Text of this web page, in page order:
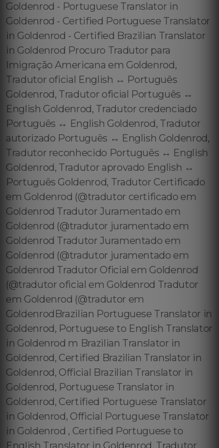
Goldenrod - Portuguese Translator in
Goldenrod - Certified Portuguese Translator
in Goldenrod - Certified Brazilian Translator
in Goldenrod Procuro Tradutor para
Imigração Americana em Goldenrod,
Tradutor oficial English ↔️ Português
Goldenrod, Tradutor oficial Português ↔️
English Goldenrod, Tradutor credenciado
Português ↔️ English Goldenrod, Tradutor
autorizado Português ↔️ English Goldenrod,
Tradutor reconhecido Português ↔️ English
Goldenrod, Tradutor aprovado English ↔️
Português Goldenrod, Tradutor Certificado
em Goldenrod (@tradutor certificado em
Goldenrod Tradutor Juramentado em
Goldenrod (@tradutor juramentado em
Goldenrod Tradutor Juramentado em
Goldenrod (@tradutor juramentado em
Goldenrod Tradutor Oficial em Goldenrod
(@tradutor oficial em Goldenrod Tradutor
em Goldenrod (@tradutor em
GoldenrodBrazilian Portuguese Translator in
Goldenrod, Portuguese to English Translator
in Goldenrod m Brazilian Translator in
Goldenrod, Certified Brazilian Translator in
Goldenrod, Official Brazilian Translator in
Goldenrod, Portuguese Translator in
Goldenrod, Certified Portuguese Translator
in Goldenrod, Official Portuguese Translator
in Goldenrod , Certified Portuguese to
English Translator in Goldenrod, Tradutor